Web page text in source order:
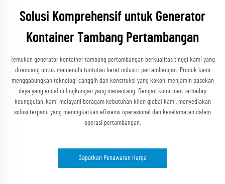
Solusi Komprehensif untuk Generator
Kontainer Tambang Pertambangan
Temukan generator kontainer tambang pertambangan berkualitas tinggi kami yang
dirancang untuk memenuhi tuntutan berat industri pertambangan. Produk kami
menggabungkan teknologi canggih dan konstruksi yang kokoh, menjamin pasokan
daya yang andal di lingkungan yang menantang. Dengan komitmen terhadap
keunggulan, kami melayani beragam kebutuhan klien global kami, menyediakan
solusi terpadu yang meningkatkan efisiensi operasional dan keselamatan dalam
operasi pertambangan.
Dapatkan Penawaran Harga